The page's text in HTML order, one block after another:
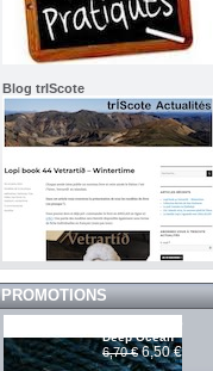
Blog trIScote
PROMOTIONS
Deep Ocean
6,70 € 6,50 €